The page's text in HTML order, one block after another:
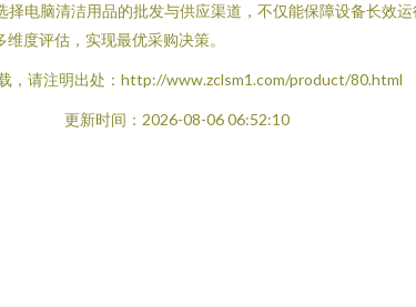
电脑清洁用品的批发与供应渠道，不仅能保障设备长效
度评估，实现最优采购决策。
，请注明出处：http://www.zclsm1.com/product/80.html
更新时间：2026-08-06 06:52:10